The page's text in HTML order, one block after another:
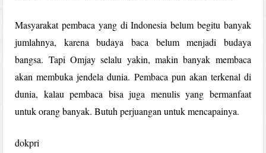
Masyarakat pembaca yang di Indonesia belum begitu banyak
jumlahnya, karena budaya baca belum menjadi budaya
bangsa. Tapi Omjay selalu yakin, makin banyak membaca
akan membuka jendela dunia. Pembaca pun akan terkenal di
dunia, kalau pembaca bisa juga menulis yang bermanfaat
untuk orang banyak. Butuh perjuangan untuk mencapainya.
dokpri